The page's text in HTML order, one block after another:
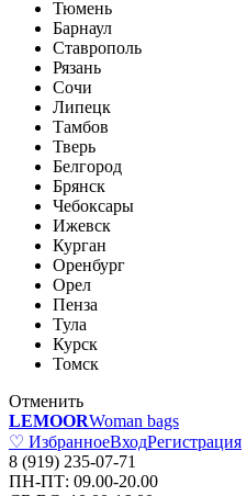
Тюмень
Барнаул
Ставрополь
Рязань
Сочи
Липецк
Тамбов
Тверь
Белгород
Брянск
Чебоксары
Ижевск
Курган
Оренбург
Орел
Пенза
Тула
Курск
Томск
Отменить
LEMOORWoman bags
♡ ИзбранноеВходРегистрация
8 (919) 235-07-71
ПН-ПТ: 09.00-20.00